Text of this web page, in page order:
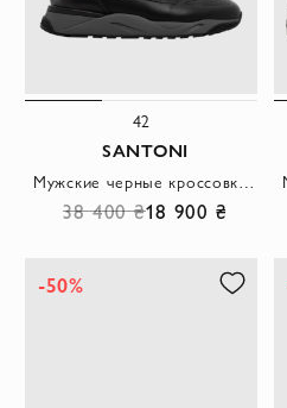
42
SANTONI
38 400 ₴18 900 ₴
-50%